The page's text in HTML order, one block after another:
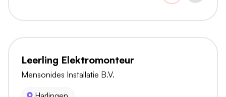
Leerling Elektromonteur
Mensonides Installatie B.V.